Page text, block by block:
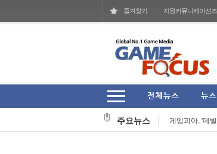
즐겨찾기 지원커뮤니케이션
주요뉴스
넥슨, '서든어
그라비티, '라
게임피아, '데